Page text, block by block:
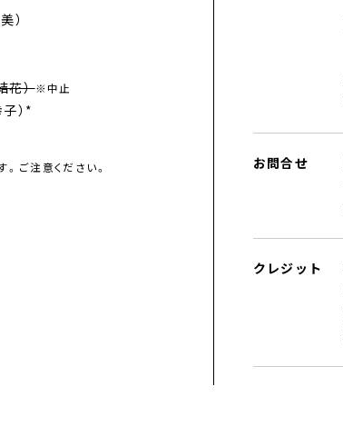
）
花）※中止
）*
ご注意ください。
お問合せ
クレジット